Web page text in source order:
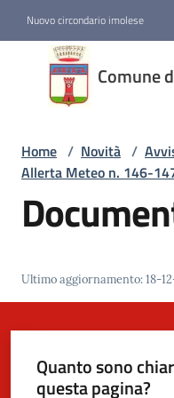
Nuovo circondario imolese
Comune
Comune di
Amministrazione
Novità
Menu selezionato
Servizi
Vivere
Home / Novità /
Allerta Meteo n. 146-
Ultimo aggiornamento:18-
Quanto sono
questa pagina?